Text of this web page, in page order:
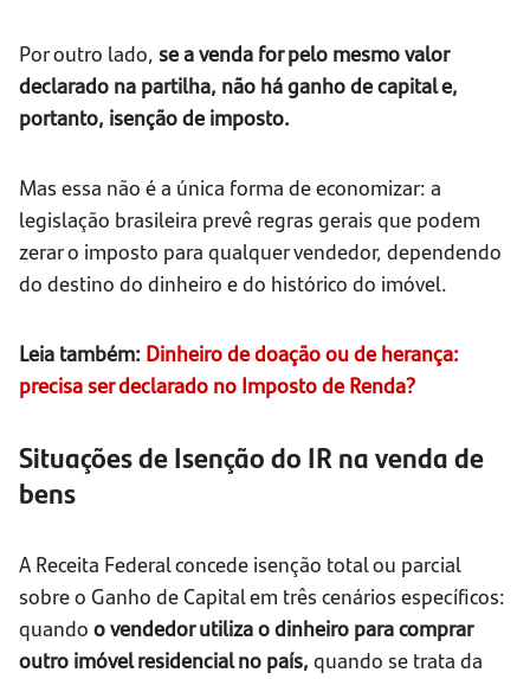
Por outro lado, se a venda for pelo mesmo valor
declarado na partilha, não há ganho de capital e,
portanto, isenção de imposto.
Mas essa não é a única forma de economizar: a
legislação brasileira prevê regras gerais que podem
zerar o imposto para qualquer vendedor, dependendo
do destino do dinheiro e do histórico do imóvel.
Leia também: Dinheiro de doação ou de herança:
precisa ser declarado no Imposto de Renda?
Situações de Isenção do IR na venda de
bens
A Receita Federal concede isenção total ou parcial
sobre o Ganho de Capital em três cenários específicos:
quando o vendedor utiliza o dinheiro para comprar
outro imóvel residencial no país, quando se trata da